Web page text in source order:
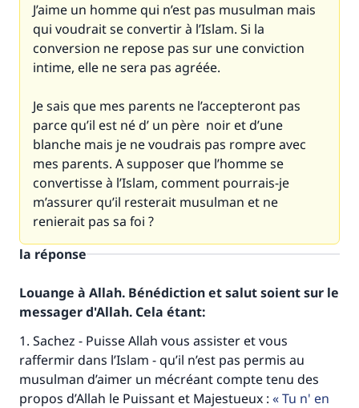
J’aime un homme qui n’est pas musulman mais
qui voudrait se convertir à l’Islam. Si la
conversion ne repose pas sur une conviction
intime, elle ne sera pas agréée.
Je sais que mes parents ne l’accepteront pas
parce qu’il est né d’ un père noir et d’une
blanche mais je ne voudrais pas rompre avec
mes parents. A supposer que l’homme se
convertisse à l’Islam, comment pourrais-je
m’assurer qu’il resterait musulman et ne
renierait pas sa foi ?
la réponse
Louange à Allah. Bénédiction et salut soient sur le
messager d'Allah. Cela étant:
1. Sachez - Puisse Allah vous assister et vous
raffermir dans l’Islam - qu’il n’est pas permis au
musulman d’aimer un mécréant compte tenu des
propos d’Allah le Puissant et Majestueux :
Tu n' en